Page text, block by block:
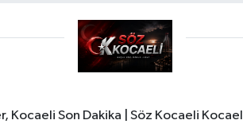
Son Dakika | Söz Kocaeli